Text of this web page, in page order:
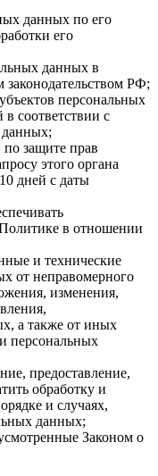
данных по его
его
данных в
РФ;
персональных
соответствии с
данных;
защите прав
этого органа
дней с даты
в отношении
и технические
от неправомерного
изменения,
а также от иных
персональных
предоставление,
обработку и
и случаях,
данных;
Законом о